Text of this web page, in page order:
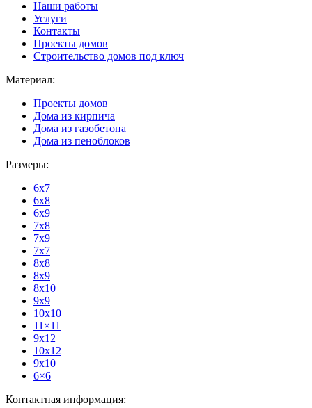
Наши работы
Услуги
Контакты
Проекты домов
Строительство домов под ключ
Материал:
Проекты домов
Дома из кирпича
Дома из газобетона
Дома из пеноблоков
Размеры:
6x7
6x8
6x9
7x8
7x9
7x7
8x8
8x9
8x10
9x9
10x10
11×11
9x12
10x12
9x10
6×6
Контактная информация: